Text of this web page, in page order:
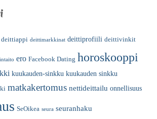
deittiappi deittimarkkinat deittiprofiili deittivinkit
ero Facebook Dating horoskooppi
kuukauden-sinkku kuukauden sinkku
matkakertomus nettideittailu onnellisuus
SeOikea seura seuranhaku